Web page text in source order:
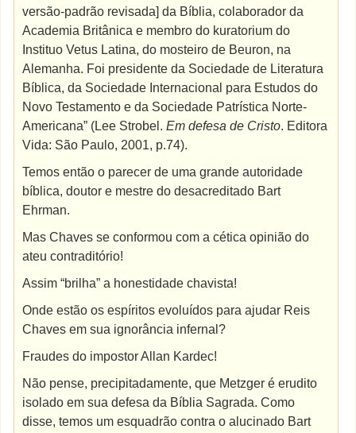
versão-padrão revisada] da Bíblia, colaborador da
Academia Britânica e membro do kuratorium do
Instituo Vetus Latina, do mosteiro de Beuron, na
Alemanha. Foi presidente da Sociedade de Literatura
Bíblica, da Sociedade Internacional para Estudos do
Novo Testamento e da Sociedade Patrística Norte-
Americana” (Lee Strobel.Em defesa de Cristo. Editora
Vida: São Paulo, 2001, p.74).
Temos então o parecer de uma grande autoridade
bíblica, doutor e mestre do desacreditado Bart
Ehrman.
Mas Chaves se conformou com a cética opinião do
ateu contraditório!
Assim “brilha” a honestidade chavista!
Onde estão os espíritos evoluídos para ajudar Reis
Chaves em sua ignorância infernal?
Fraudes do impostor Allan Kardec!
Não pense, precipitadamente, que Metzger é erudito
isolado em sua defesa da Bíblia Sagrada. Como
disse, temos um esquadrão contra o alucinado Bart